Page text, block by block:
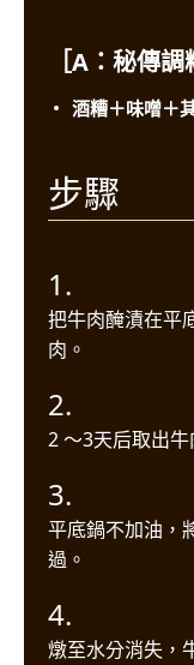
［A：秘傳調
酒糟＋味噌＋
步驟
1.
把牛肉醃漬在平
肉。
2.
2 〜3天后取出
3.
平底鍋不加油，
過。
4.
燉至水分消失，